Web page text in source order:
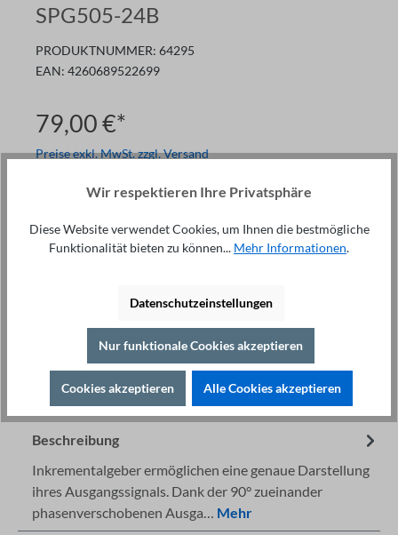
SPG505-24B
PRODUKTNUMMER: 64295
EAN: 4260689522699
79,00 €*
Preise exkl. MwSt. zzgl. Versand
In den Warenkorb
Details
Fachberatung unter
+49 421 277 9999
Drucken
Beschreibung
Inkrementalgeber ermöglichen eine genaue Darstellung
ihres Ausgangssignals. Dank der 90° zueinander
phasenverschobenen Ausga… Mehr
Wir respektieren Ihre Privatsphäre
Diese Website verwendet Cookies, um Ihnen die bestmögliche
Funktionalität bieten zu können... Mehr Informationen.
Datenschutzeinstellungen
Nur funktionale Cookies akzeptieren
Cookies akzeptieren Alle Cookies akzeptieren